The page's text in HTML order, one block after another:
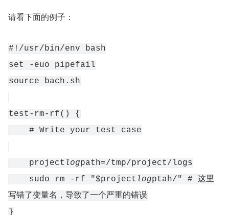
请看下面的例子：
#!/usr/bin/env bash
set -euo pipefail
source bach.sh
test-rm-rf() {
    # Write your test case
    project
logpath=/tmp/project/logs
    sudo rm -rf "$project
logptah/" # 这里
写错了变量名，导致了一个严重的错误
}